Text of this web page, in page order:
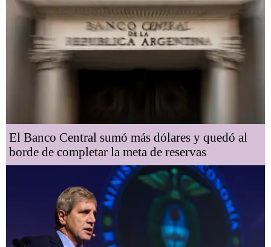
El Banco Central sumó más dólares y quedó al
borde de completar la meta de reservas